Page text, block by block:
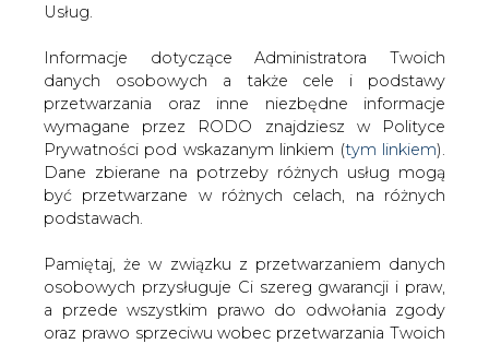
Usług.
Informacje dotyczące Administratora Twoich
danych osobowych a także cele i podstawy
przetwarzania oraz inne niezbędne informacje
wymagane przez RODO znajdziesz w Polityce
Prywatności pod wskazanym linkiem (tym linkiem).
Dane zbierane na potrzeby różnych usług mogą
być przetwarzane w różnych celach, na różnych
podstawach.
Pamiętaj, że w związku z przetwarzaniem danych
osobowych przysługuje Ci szereg gwarancji i praw,
a przede wszystkim prawo do odwołania zgody
oraz prawo sprzeciwu wobec przetwarzania Twoich
2019-01-28 00:00
skomentuj
udostępnij: